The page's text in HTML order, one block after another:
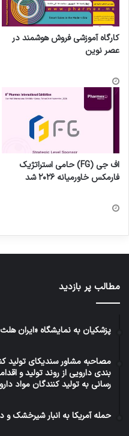
کارگاه آموزشی فروش هوشمند در
عصر نوین
اف جی (FG) حامی استراتژیک
فارمکس خاورمیانه ۲۰۲۶ شد
مطالب پر بازدید
پزشکیان به نمایشگاه «ایران
مصاحبه مشاور سندیکای تولید
بندی دارویی از روند تولید و
رسانی به تولید کنندگان مواد
حمله آمریکا به انبار شیرخشک